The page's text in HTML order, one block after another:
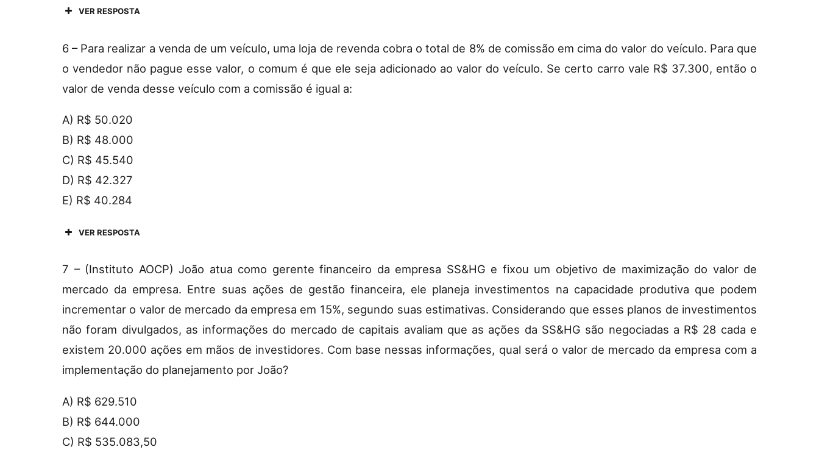
VER RESPOSTA
6 – Para realizar a venda de um veículo, uma loja de revenda cobra o total de 8% de comissão em cima do valor do veículo. Para que
o vendedor não pague esse valor, o comum é que ele seja adicionado ao valor do veículo. Se certo carro vale R$ 37.300, então o
valor de venda desse veículo com a comissão é igual a:
A) R$ 50.020
B) R$ 48.000
C) R$ 45.540
D) R$ 42.327
E) R$ 40.284
VER RESPOSTA
7 – (Instituto AOCP) João atua como gerente financeiro da empresa SS&HG e fixou um objetivo de maximização do valor de
mercado da empresa. Entre suas ações de gestão financeira, ele planeja investimentos na capacidade produtiva que podem
incrementar o valor de mercado da empresa em 15%, segundo suas estimativas. Considerando que esses planos de investimentos
não foram divulgados, as informações do mercado de capitais avaliam que as ações da SS&HG são negociadas a R$ 28 cada e
existem 20.000 ações em mãos de investidores. Com base nessas informações, qual será o valor de mercado da empresa com a
implementação do planejamento por João?
A) R$ 629.510
B) R$ 644.000
C) R$ 535.083,50